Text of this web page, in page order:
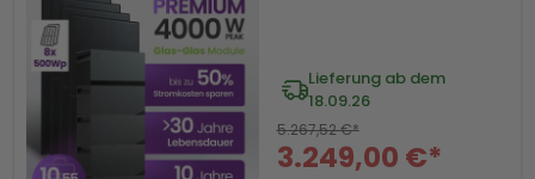
Lieferung ab dem
18.09.26
3.249,00 €*
5.267,52 €*